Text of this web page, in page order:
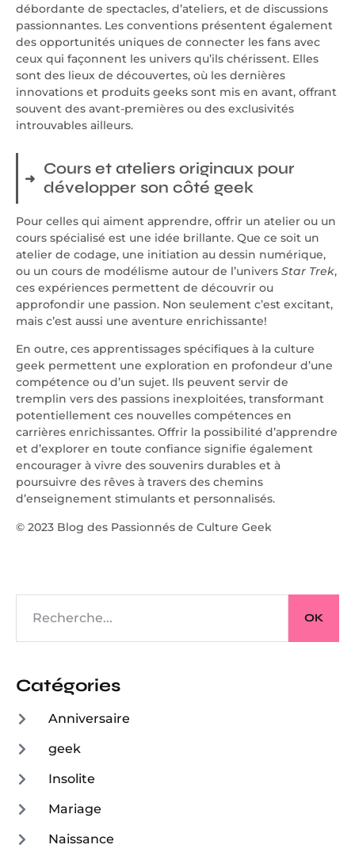
débordante de spectacles, d’ateliers, et de discussions
passionnantes. Les conventions présentent également
des opportunités uniques de connecter les fans avec
ceux qui façonnent les univers qu’ils chérissent. Elles
sont des lieux de découvertes, où les dernières
innovations et produits geeks sont mis en avant, offrant
souvent des avant-premières ou des exclusivités
introuvables ailleurs.
Cours et ateliers originaux pour
développer son côté geek
Pour celles qui aiment apprendre, offrir un atelier ou un
cours spécialisé est une idée brillante. Que ce soit un
atelier de codage, une initiation au dessin numérique,
ou un cours de modélisme autour de l’univers Star Trek,
ces expériences permettent de découvrir ou
approfondir une passion. Non seulement c’est excitant,
mais c’est aussi une aventure enrichissante!
En outre, ces apprentissages spécifiques à la culture
geek permettent une exploration en profondeur d’une
compétence ou d’un sujet. Ils peuvent servir de
tremplin vers des passions inexploitées, transformant
potentiellement ces nouvelles compétences en
carrières enrichissantes. Offrir la possibilité d’apprendre
et d’explorer en toute confiance signifie également
encourager à vivre des souvenirs durables et à
poursuivre des rêves à travers des chemins
d’enseignement stimulants et personnalisés.
© 2023 Blog des Passionnés de Culture Geek
OK
Catégories
Anniversaire
geek
Insolite
Mariage
Naissance